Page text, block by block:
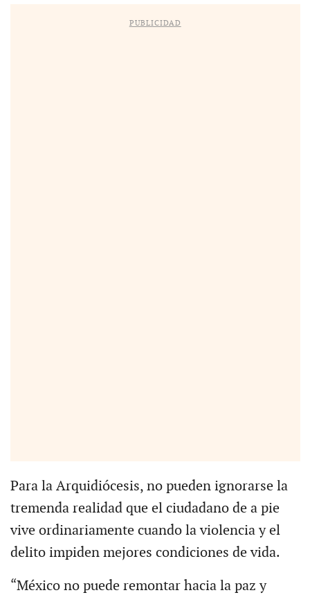
PUBLICIDAD
Para la Arquidiócesis, no pueden ignorarse la
tremenda realidad que el ciudadano de a pie
vive ordinariamente cuando la violencia y el
delito impiden mejores condiciones de vida.
“México no puede remontar hacia la paz y